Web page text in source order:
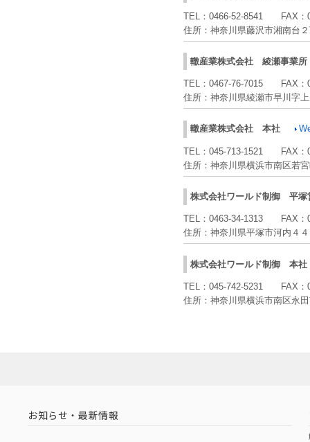
TEL： 0466-52-8541 FAX：
住所： 神奈川県藤沢市湘南台
轍産業株式会社 綾瀬事業所
TEL： 0467-76-7015 FAX：
住所： 神奈川県綾瀬市早川字
轍産業株式会社 本社
TEL： 045-713-1521 FAX：
住所： 神奈川県横浜市南区若
株式会社ワールド制御 平塚
TEL： 0463-34-1313 FAX：
住所： 神奈川県平塚市河内４
株式会社ワールド制御 本社
TEL： 045-742-5231 FAX：
住所： 神奈川県横浜市南区永
お知らせ・最新情報